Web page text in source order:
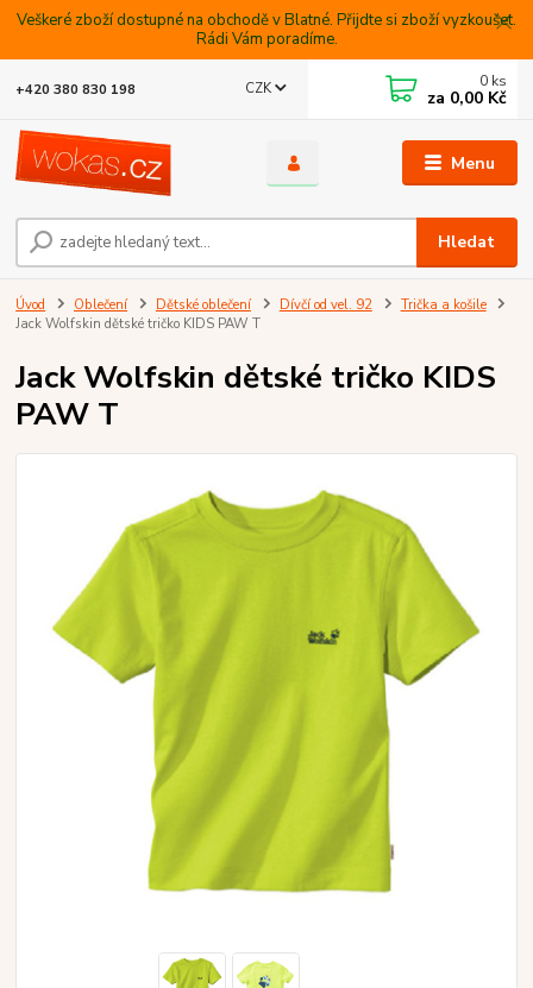
Veškeré zboží dostupné na obchodě v Blatné. Přijdte si zboží vyzkoušet.
Rádi Vám poradíme.
Menu
CZK
Hledat
+420 380 830 198 0 ks
za 0,00 Kč
Úvod Oblečení Dětské oblečení Dívčí od vel. 92
Trička a košile
Jack Wolfskin dětské tričko KIDS PAW T
Jack Wolfskin dětské tričko KIDS
PAW T